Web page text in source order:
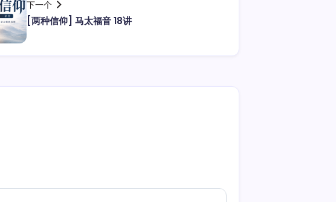
下一个
[两种信仰] 马太福音 18讲